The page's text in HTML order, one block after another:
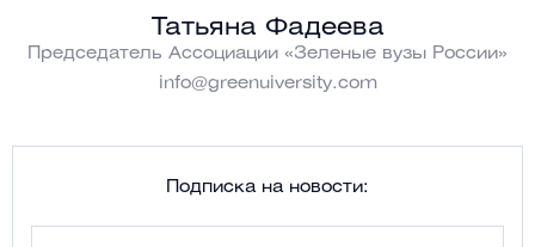
Татьяна Фадеева
Председатель Ассоциации «Зеленые вузы России»
info@greenuiversity.com
Подписка на новости: